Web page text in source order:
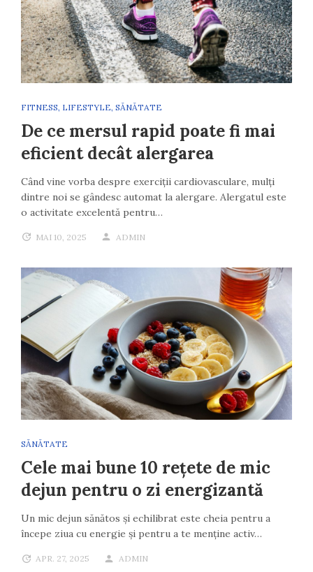
FITNESS, LIFESTYLE, SĂNĂTATE
De ce mersul rapid poate fi mai
eficient decât alergarea
Când vine vorba despre exerciții cardiovasculare, mulți
dintre noi se gândesc automat la alergare. Alergatul este
o activitate excelentă pentru…
MAI 10, 2025 ADMIN
SĂNĂTATE
Cele mai bune 10 rețete de mic
dejun pentru o zi energizantă
Un mic dejun sănătos și echilibrat este cheia pentru a
începe ziua cu energie și pentru a te menține activ…
APR. 27, 2025 ADMIN